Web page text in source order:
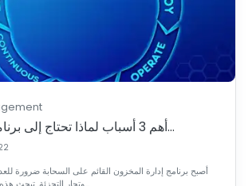
أهم 3 أسباب لماذا تحتاج إلى برنامج إدارة المخزو...
أصبح برنامج إدارة المخزون القائم على السحابة ضرورة
وتجار التجزئة. تبحث هذه الشركات دائمًا عن ال...